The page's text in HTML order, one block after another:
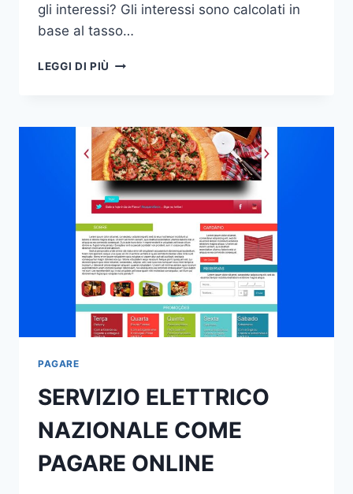
gli interessi? Gli interessi sono calcolati in
base al tasso…
LEGGI DI PIÙ SE
DEVO
PAGARE
GLI
INTERESSI
PAGARE
SERVIZIO ELETTRICO
NAZIONALE COME
PAGARE ONLINE